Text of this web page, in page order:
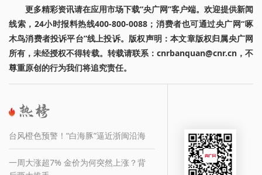
更多精彩资讯请在应用市场下载“央广网”客户端。欢迎提供新闻
线索，24小时报料热线400-800-0088；消费者也可通过央广网“啄
木鸟消费者投诉平台”线上投诉。版权声明：本文章版权归属央广网
所有，未经授权不得转载。转载请联系：cnrbanquan@cnr.cn，不
尊重原创的行为我们将追究责任。
台风橙色预警！“白海豚”逼近浙闽沿海
一周大涨超7% 金价为何突然上涨？背